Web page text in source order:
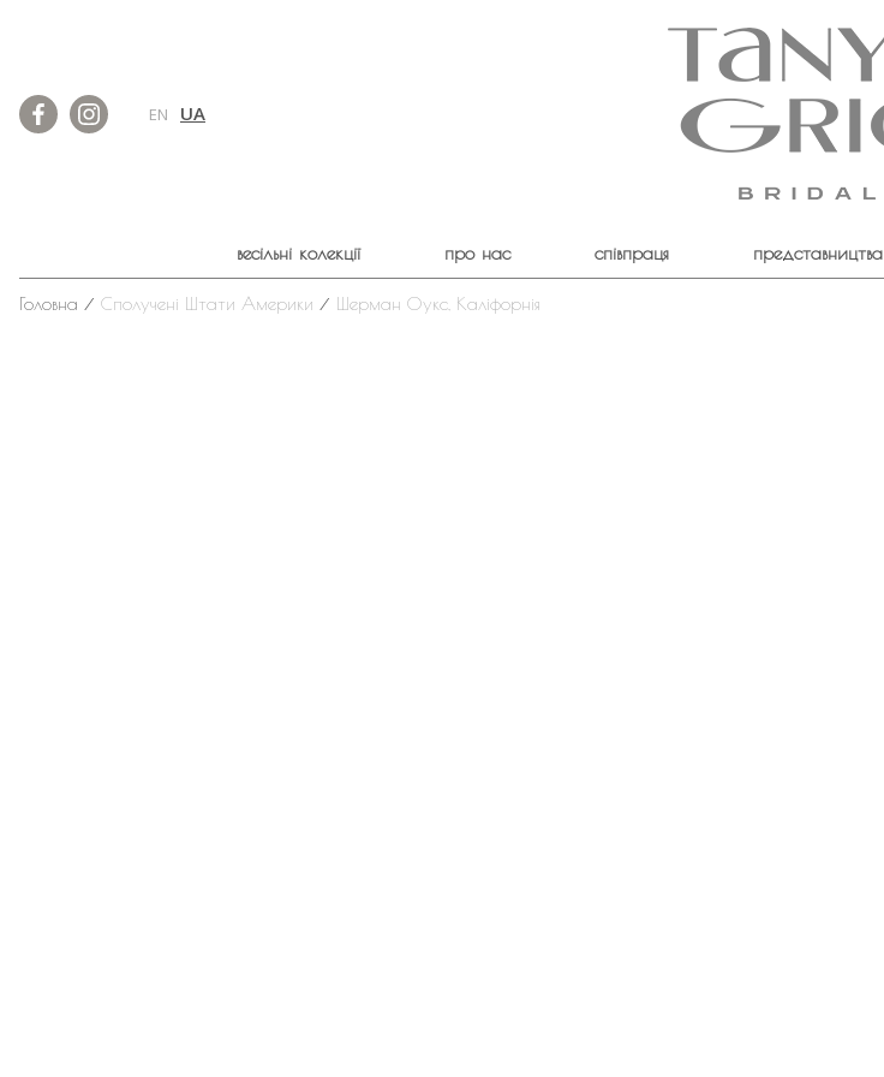
EN UA
весільні колекції про нас співпраця представництва
Головна ⁄ Сполучені Штати Америки ⁄ Шерман Оукс, Каліфорнія